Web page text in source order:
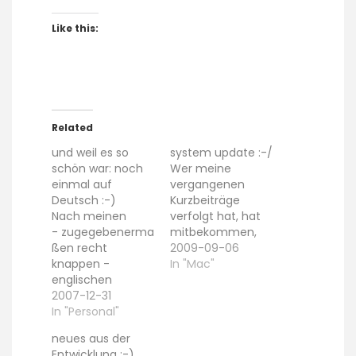
Like this:
Related
und weil es so
schön war: noch
einmal auf
Deutsch :-)
Nach meinen
- zugegebenerma
ßen recht
knappen -
englischen
Wünschen für das
neue Jahr, hier
längere, deutsche
2007-12-31
In "Personal"
system update :-/
Wer meine
vergangenen
Kurzbeiträge
verfolgt hat, hat
mitbekommen,
dass ich mein
System auf
2009-09-06
In "Mac"
neues aus der